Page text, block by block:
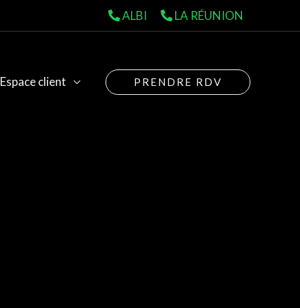
ALBI LA RÉUNION
Espace client PRENDRE RDV